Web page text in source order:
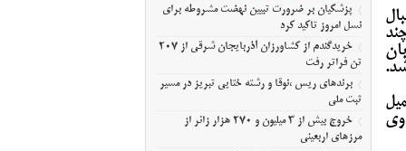
وی
معلی/تصویری
پزشکیان بر ضرورت تبیین نهضت مشروطه برای
نسل امروز تاکید کرد
خریدگندم از کشاورزان آذربایجان شرقی از 207
تن فراتر رفت
برندهای ریس ،‌نوقا و رشته ختایی تبریز در مسیر
ثبت ملی
خروج بیش از ۳ میلیون و ۲۷۰ هزار زائر از
مرزهای اربعینی